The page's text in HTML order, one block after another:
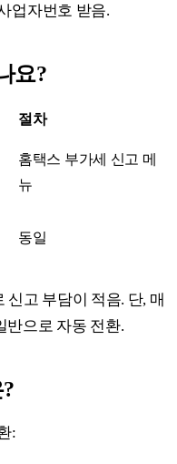
업자번호 받음.
요?
절차
홈택스 부가세 신고 메
뉴
동일
신고 부담이 적음. 단, 매
반으로 자동 전환.
: